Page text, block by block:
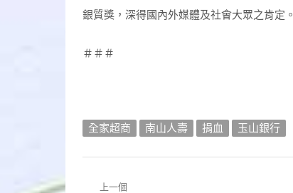
銀質獎，深得國內外媒體及社會大眾之肯定。
＃＃＃
全家超商 南山人壽 捐血 玉山銀行
上一個